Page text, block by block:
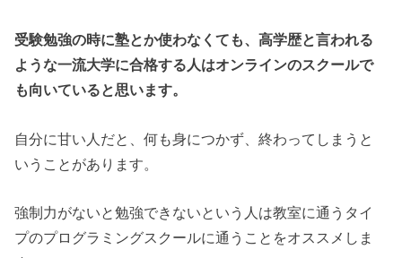
受験勉強の時に塾とか使わなくても、高学歴と言われる
ような一流大学に合格する人はオンラインのスクールで
も向いていると思います。
自分に甘い人だと、何も身につかず、終わってしまうと
いうことがあります。
強制力がないと勉強できないという人は教室に通うタイ
プのプログラミングスクールに通うことをオススメしま